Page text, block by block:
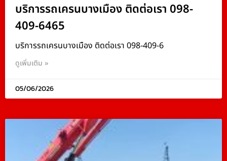
บริการรถเครนบางเมือง ติดต่อเรา 098-
409-6465
บริการรถเครนบางเมือง ติดต่อเรา 098-409-6
ดูเพิ่มเติม »
05/06/2026